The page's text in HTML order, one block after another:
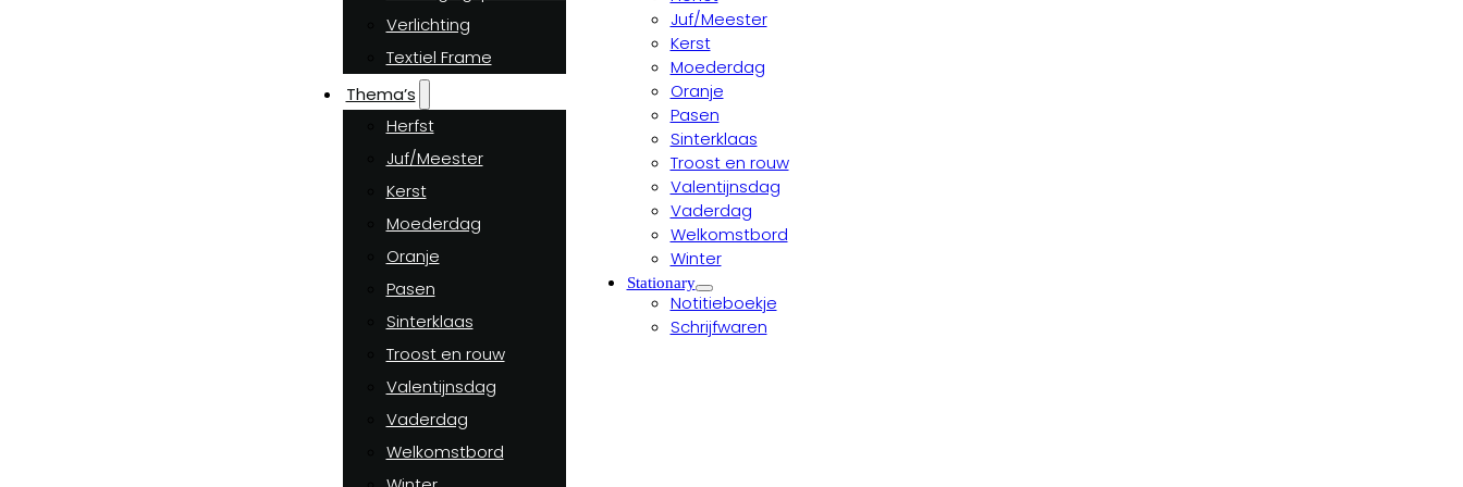
Verlichting
Textiel Frame
Thema’s
Herfst
Juf/Meester
Kerst
Moederdag
Oranje
Pasen
Sinterklaas
Troost en rouw
Valentijnsdag
Vaderdag
Welkomstbord
Juf/Meester
Kerst
Moederdag
Oranje
Pasen
Sinterklaas
Troost en rouw
Valentijnsdag
Vaderdag
Welkomstbord
Winter
Stationary
Notitieboekje
Schrijfwaren